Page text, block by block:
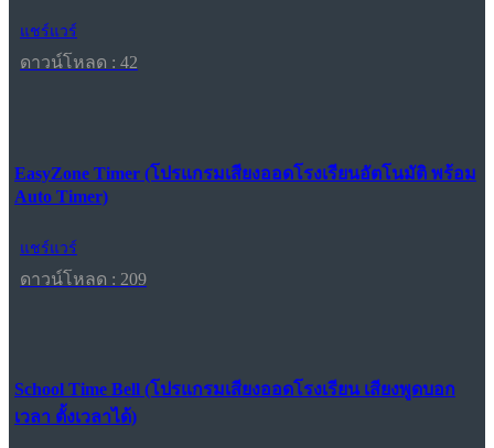
แชร์แวร์
ดาวน์โหลด : 42
EasyZone Timer (โปรแกรมเสียงออดโรงเรียนอัตโนมัติ พร้อม
Auto Timer)
แชร์แวร์
ดาวน์โหลด : 209
School Time Bell (โปรแกรมเสียงออดโรงเรียน เสียงพูดบอก
เวลา ตั้งเวลาได้)